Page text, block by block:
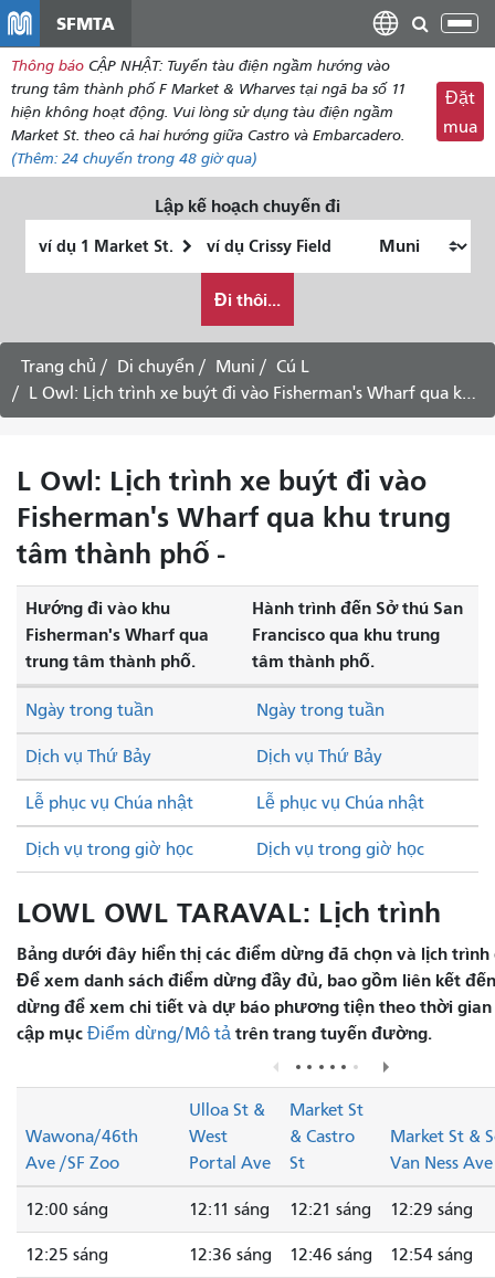
dung
SFMTA
Thông báo CẬP NHẬT: Tuyến tàu điện ngầm hướng vào
trung tâm thành phố F Market & Wharves tại ngã ba số 11
hiện không hoạt động. Vui lòng sử dụng tàu điện ngầm
Market St. theo cả hai hướng giữa Castro và Embarcadero.
(Thêm: 24 chuyến trong 48 giờ qua)
Đặt
mua
Lập kế hoạch chuyến đi
thúc
muốn
đi
du
lịch
như
Đi thôi...
Trang chủ Di chuyển Muni
Cú L
L Owl: Lịch trình xe buýt đi vào Fisherman's Wharf qua khu trung tâm thành phố -
L Owl: Lịch trình xe buýt đi vào
Fisherman's Wharf qua khu trung
tâm thành phố -
Hướng đi vào khu
Fisherman's Wharf qua
trung tâm thành phố.
Hành trình đến Sở thú San
Francisco qua khu trung
tâm thành phố.
Dịch vụ Thứ Bảy Dịch vụ Thứ Bảy
Lễ phục vụ Chúa nhật Lễ phục vụ Chúa nhật
Ngày trong tuần Ngày trong tuần
Dịch vụ trong giờ học Dịch vụ trong giờ học
LOWL OWL TARAVAL: Lịch trình
Bảng dưới đây hiển thị các điểm dừng đã chọn và lịch
Để xem danh sách điểm dừng đầy đủ, bao gồm liên kết
dừng để xem chi tiết và dự báo phương tiện theo thời
cập mục Điểm dừng/Mô tả trên trang tuyến đường.
Wawona/46th
Ave /SF Zoo
Ulloa St &
West
Portal Ave
Market St
& Castro
St
Market St &
Van Ness Ave
12:00 sáng 12:11 sáng 12:21 sáng 12:29 sáng
12:25 sáng 12:36 sáng 12:46 sáng 12:54 sáng